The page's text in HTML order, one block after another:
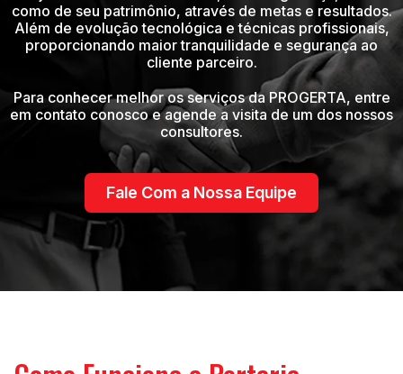
como de seu patrimônio, através de metas e resultados.
Além de evolução tecnológica e técnicas profissionais,
proporcionando maior tranquilidade e segurança ao
cliente parceiro.
Para conhecer melhor os serviços da PROGERTA, entre
em contato conosco e agende a visita de um dos nossos
consultores.
Fale Com a Nossa Equipe